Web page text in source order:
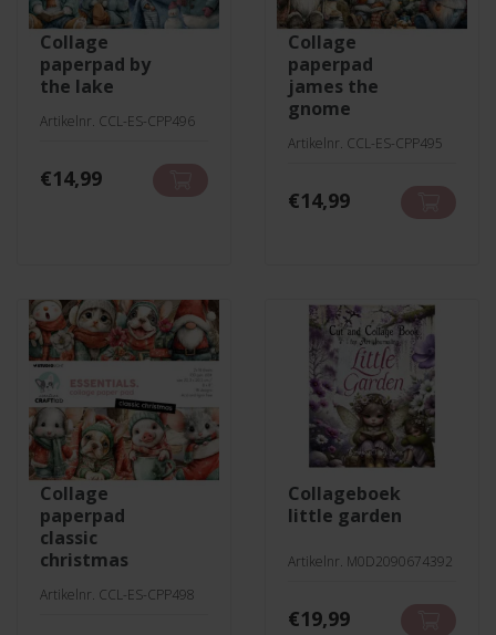
collage
paperpad by
the lake
Artikelnr. CCL-ES-CPP496
€14,99
collage
paperpad
james the
gnome
Artikelnr. CCL-ES-CPP495
€14,99
collage
paperpad
classic
christmas
Artikelnr. CCL-ES-CPP498
collageboek
little garden
Artikelnr. M0D2090674392
€19,99